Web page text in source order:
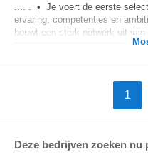
.... . • Je voert de eerste
ervaring, competenties en
bouwt een sterk netwerk uit van
1
Deze bedrijven zoeken nu